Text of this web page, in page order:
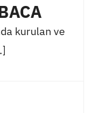
kurulan ve